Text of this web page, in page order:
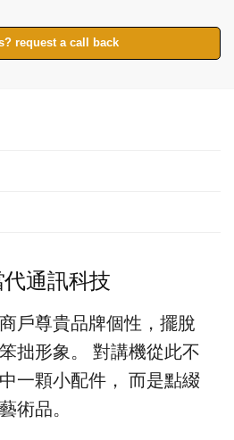
request a call back
通訊科技
戶尊貴品牌個性，擺脫
拙形象。 對講機從此不
一顆小配件， 而是點綴
術品。